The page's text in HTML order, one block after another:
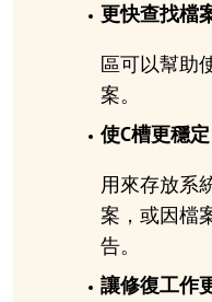
更快查找檔
區可以幫助
案。
使C槽更穩定
用來存放系
案，或因檔
告。
讓修復工作